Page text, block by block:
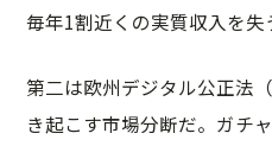
毎年1割近くの実質収入を失
第二は欧州デジタル公正法
き起こす市場分断だ。ガチ